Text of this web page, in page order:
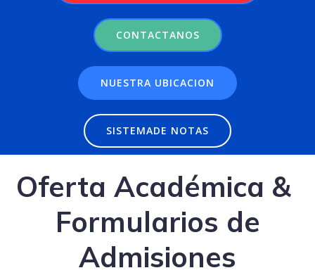
CONTACTANOS
NUESTRA UBICACION
SISTEMADE NOTAS
Oferta Académica &
Formularios de
Admisiones